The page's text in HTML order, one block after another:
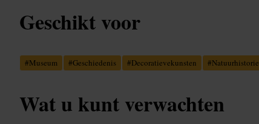
Geschikt voor
#Museum #Geschiedenis #Decoratievekunsten #Natuurhistorie
Wat u kunt verwachten